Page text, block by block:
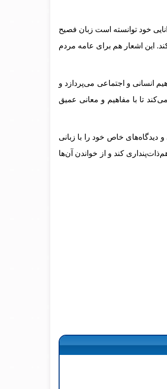
خود توانسته است زبان فصیح
این اشعار هم برای عامه مردم
انسانی و اجتماعی می‌پردازد و
تا با مفاهیم و معانی عمیق
خاص خود را با زبانی
کند و از خواندن آن‌ها